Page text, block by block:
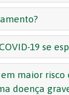
19 se
maior risco
doença